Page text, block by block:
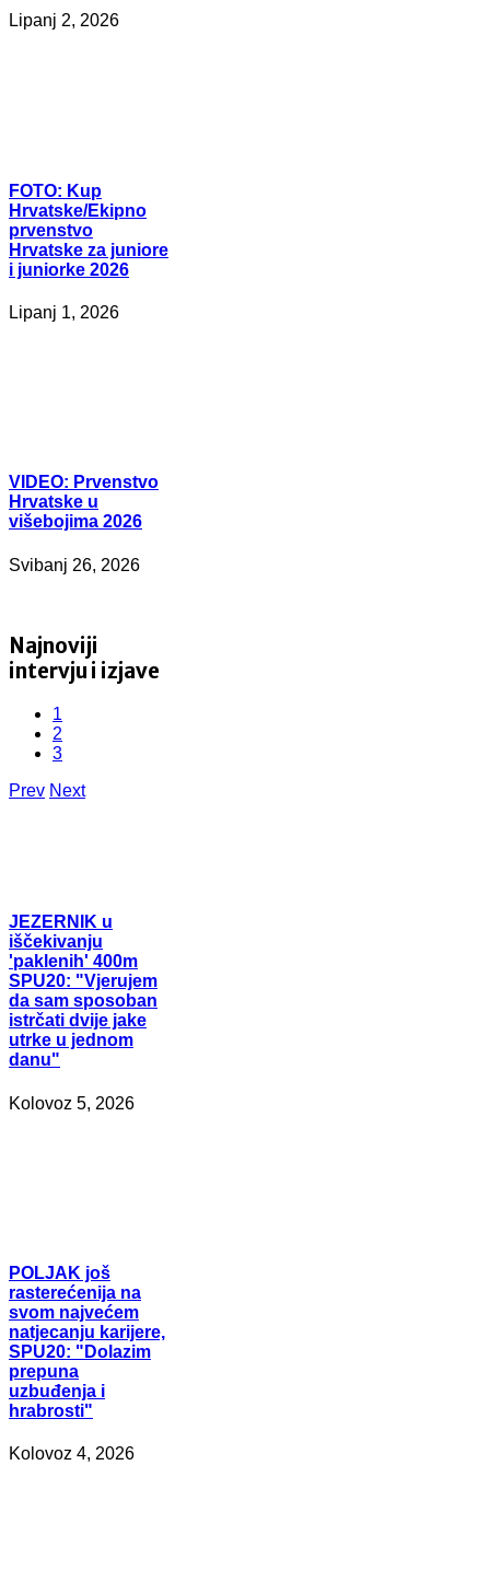
Lipanj 2, 2026
FOTO: Kup
Hrvatske/Ekipno
prvenstvo
Hrvatske za juniore
i juniorke 2026
Lipanj 1, 2026
VIDEO: Prvenstvo
Hrvatske u
višebojima 2026
Svibanj 26, 2026
Najnoviji
intervju i izjave
1
2
3
Prev Next
JEZERNIK u
iščekivanju
'paklenih' 400m
SPU20: "Vjerujem
da sam sposoban
istrčati dvije jake
utrke u jednom
danu"
Kolovoz 5, 2026
POLJAK još
rasterećenija na
svom najvećem
natjecanju karijere,
SPU20: "Dolazim
prepuna
uzbuđenja i
hrabrosti"
Kolovoz 4, 2026